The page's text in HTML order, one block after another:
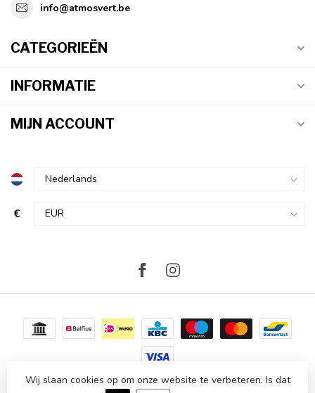
info@atmosvert.be
CATEGORIEËN
INFORMATIE
MIJN ACCOUNT
€
© Copyright 2026 Atmosvert- Powered byLightspeed -
Wij slaan cookies op om onze website te verbeteren. Is dat